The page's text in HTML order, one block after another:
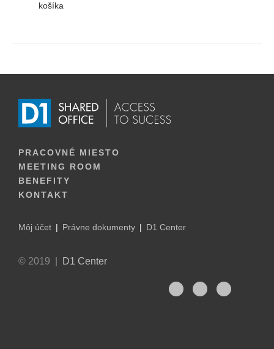
košíka
PRACOVNÉ MIESTO
MEETING ROOM
BENEFITY
KONTAKT
Môj účet Právne dokumenty D1 Center
© 2019 | D1 Center